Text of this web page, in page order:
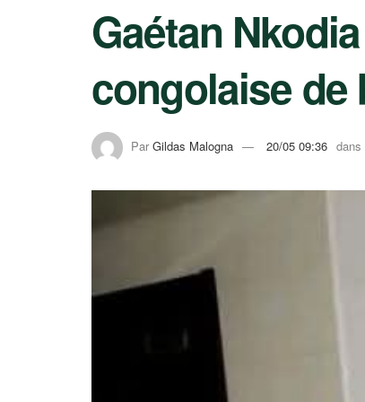
Gaétan
congolaise de
Par Gildas Malogna 20/05 09:36 dans